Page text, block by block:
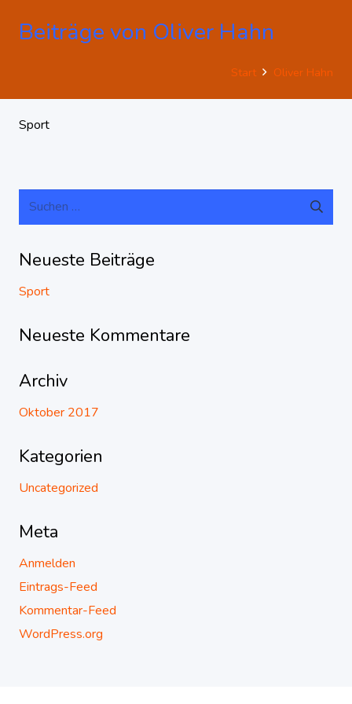
Beiträge von Oliver Hahn
Start Oliver Hahn
Sport
Suchen
nach:
Neueste Beiträge
Sport
Neueste Kommentare
Archiv
Oktober 2017
Kategorien
Uncategorized
Meta
Anmelden
Eintrags-Feed
Kommentar-Feed
WordPress.org